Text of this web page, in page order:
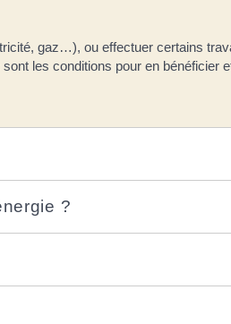
gaz…), ou effectuer certains
les conditions pour en bénéficier
?